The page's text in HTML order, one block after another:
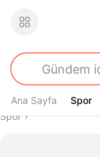
Ana Sayfa Spor
Spor
Buradasın
Spor›